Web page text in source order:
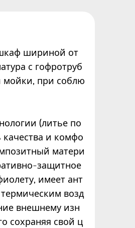
шкаф шириной от
с гофротруб
мойки, при соблю
(литье по
и комфо
матери
защитное
имеет ант
возд
внешнему изн
сохраняя свой ц